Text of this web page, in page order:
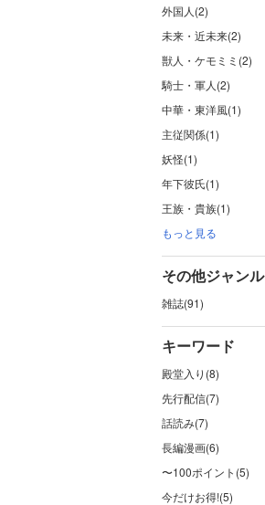
外国人(2)
未来・近未来(2)
獣人・ケモミミ(2)
騎士・軍人(2)
中華・東洋風(1)
主従関係(1)
妖怪(1)
年下彼氏(1)
王族・貴族(1)
もっと見る
その他ジャンル
雑誌(91)
キーワード
殿堂入り(8)
先行配信(7)
話読み(7)
長編漫画(6)
〜100ポイント(5)
今だけお得!(5)